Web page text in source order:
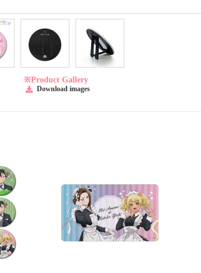
※Product Gallery
Download images